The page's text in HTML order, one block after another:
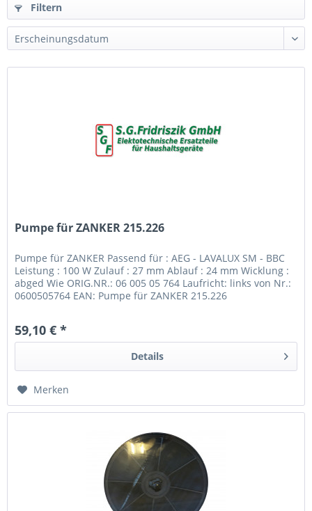
Filtern
Pumpe für ZANKER 215.226
Pumpe für ZANKER Passend für : AEG - LAVALUX SM - BBC
Leistung : 100 W Zulauf : 27 mm Ablauf : 24 mm Wicklung :
abged Wie ORIG.NR.: 06 005 05 764 Laufricht: links von Nr.:
0600505764 EAN: Pumpe für ZANKER 215.226
59,10 € *
Details
Merken